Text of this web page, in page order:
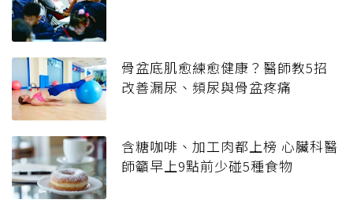
骨盆底肌愈練愈健康？醫師教5招
改善漏尿、頻尿與骨盆疼痛
含糖咖啡、加工肉都上榜 心臟科醫
師籲早上9點前少碰5種食物